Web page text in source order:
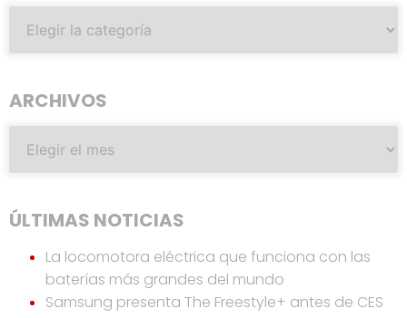
ARCHIVOS
ÚLTIMAS NOTICIAS
La locomotora eléctrica que funciona con las
baterías más grandes del mundo
Samsung presenta The Freestyle+ antes de CES